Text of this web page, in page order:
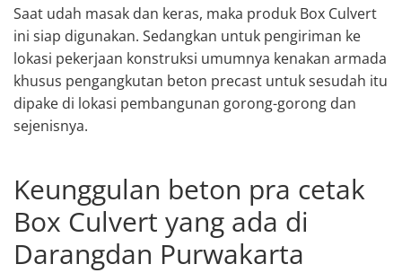
Saat udah masak dan keras, maka produk Box Culvert
ini siap digunakan. Sedangkan untuk pengiriman ke
lokasi pekerjaan konstruksi umumnya kenakan armada
khusus pengangkutan beton precast untuk sesudah itu
dipake di lokasi pembangunan gorong-gorong dan
sejenisnya.
Keunggulan beton pra cetak
Box Culvert yang ada di
Darangdan Purwakarta